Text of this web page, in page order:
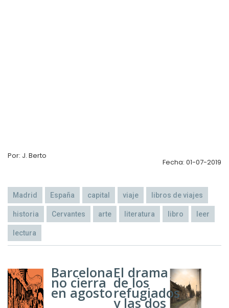
Por: J. Berto
Fecha: 01-07-2019
Madrid España capital viaje libros de viajes
historia Cervantes arte literatura libro leer
lectura
Barcelona
no cierra
en agosto
El drama
de los
refugiados
y las dos